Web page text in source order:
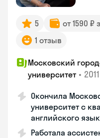
5 от 1590 ₽
1 отзыв
Московский
университет •
Окончила
университет с
английского
Работала